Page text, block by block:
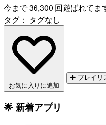
今まで 36,300 回遊ばれてま
タグ： タグなし
お気に入りに追加
プレイリ
🌟 新着アプリ